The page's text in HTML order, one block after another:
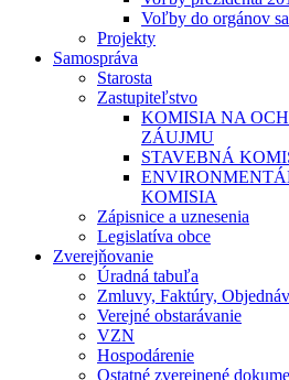
Voľby do orgánov
Projekty
Samospráva
Starosta
Zastupiteľstvo
KOMISIA NA
ZÁUJMU
STAVEBNÁ
KOMISIA
Zápisnice a uznesenia
Legislatíva obce
Zverejňovanie
Úradná tabuľa
Zmluvy, Faktúry,
Verejné obstarávanie
VZN
Hospodárenie
Ostatné zverejnené